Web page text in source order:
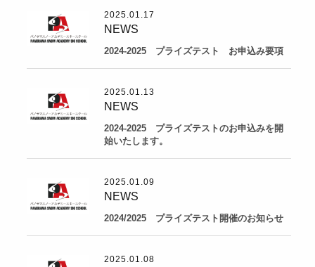
2025.01.17
NEWS
2024-2025 プライズテスト お申込み要項
2025.01.13
NEWS
2024-2025 プライズテストのお申込みを開
始いたします。
2025.01.09
NEWS
2024/2025 プライズテスト開催のお知らせ
2025.01.08